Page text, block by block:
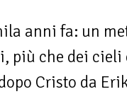
anni fa: un
più che dei
Cristo da